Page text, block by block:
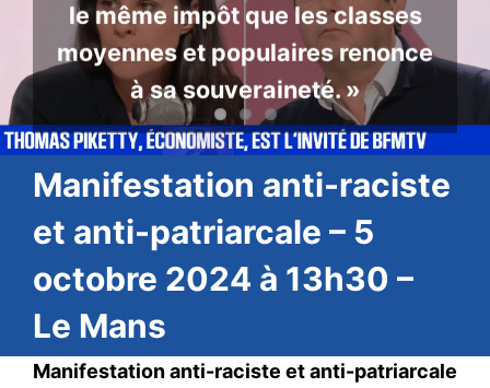
#ACTUALITÉS
LA FSU 72
DOSSIERS
PUBLICATIONS
CONTACT
#ACTIONS
#FORMATION
#COMMUNIQUÉS
#ÉLECTIONS
le même impôt que les classes
moyennes et populaires renonce
à sa souveraineté. »
Manifestation anti-raciste
et anti-patriarcale – 5
octobre 2024 à 13h30 –
Le Mans
Manifestation anti-raciste et anti-patriarcale